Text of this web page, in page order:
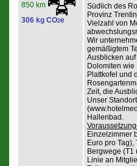
850 km
306 kg CO2e
Südlich des
Provinz
Vielzahl von
Wir
gemäßigtem
Ausblicken
Dolomiten wie
Plattkofel und
Zeit, die
Unser
Hallenbad.
Einzelzimmer
Euro pro
Bergwege (T1
Linie an